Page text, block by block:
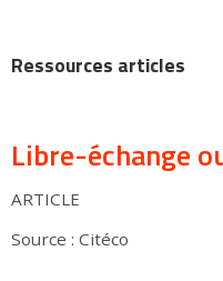
Ressources articles
Libre-échange
ARTICLE
Source : Citéco